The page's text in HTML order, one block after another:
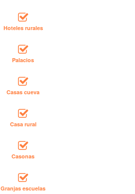
Hoteles rurales
Palacios
Casas cueva
Casa rural
Casonas
Granjas escuelas